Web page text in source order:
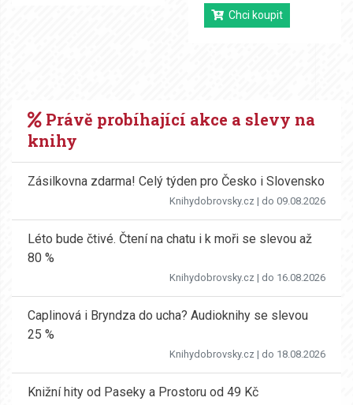
Chci koupit
Právě probíhající akce a slevy na
knihy
Zásilkovna zdarma! Celý týden pro Česko i Slovensko
Knihydobrovsky.cz | do 09.08.2026
Léto bude čtivé. Čtení na chatu i k moři se slevou až
80 %
Knihydobrovsky.cz | do 16.08.2026
Caplinová i Bryndza do ucha? Audioknihy se slevou
25 %
Knihydobrovsky.cz | do 18.08.2026
Knižní hity od Paseky a Prostoru od 49 Kč